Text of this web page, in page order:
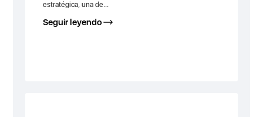
estratégica, una de...
Seguir leyendo